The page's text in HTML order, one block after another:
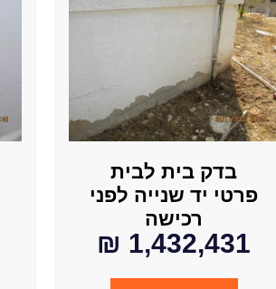
בדק בית לבית
פרטי יד שנייה לפני
רכישה
1,432,431 ₪